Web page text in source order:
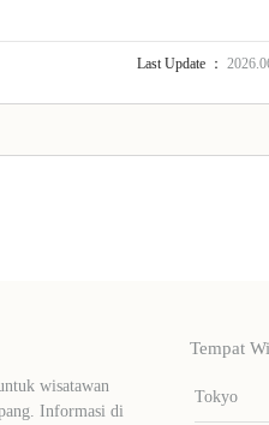
Last Update ：
wisatawan
Informasi di
Tempat
Tokyo